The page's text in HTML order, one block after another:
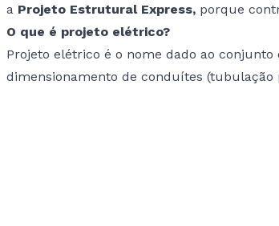
a Projeto Estrutural Express, porque
O que é projeto elétrico?
Projeto elétrico é o nome dado ao
dimensionamento de conduítes